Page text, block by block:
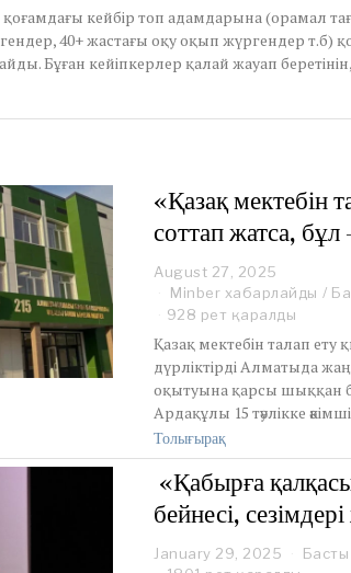
кейбір топ адамдарына (орамал
40+ жастағы оқу оқып жүргендер т.б)
Бұған кейіпкерлер қалай жауап
«Қазақ мектебін
соттап жатса,
August 27, 2025
u
g
s
t
2
7
2
5
Minber хабарлайды /
928 рет қаралды
Қазақ мектебін талап
дүрліктірді Алматыда
оқытуына қарсы шыққан
Ардақұлы 15 тәулікке
Толығырақ
«Қабырға
бейнесі,
January 29, 2025 Басты